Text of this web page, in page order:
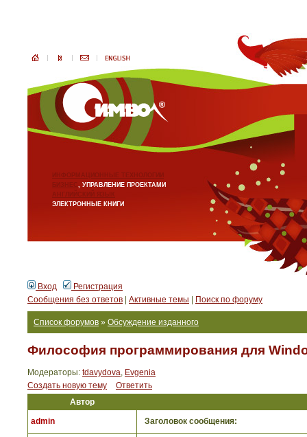
ИНФОРМАЦИОННЫЕ ТЕХНОЛОГИИ
БИЗНЕС, УПРАВЛЕНИЕ ПРОЕКТАМИ
АНГЛИЙСКИЙ ЯЗЫК
ЭЛЕКТРОННЫЕ КНИГИ
Вход
Регистрация
Сообщения без ответов
Активные темы Поиск по форуму
Список форумов » Обсуждение изданного
Философия программирования для
Модераторы: tdavydova, Evgenia
Создать новую тему
Ответить
Автор
admin
Заголовок сообщения: